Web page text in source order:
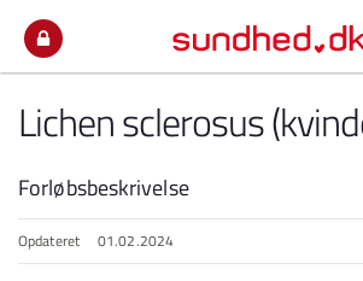
Lichen sclerosus
Forløbsbeskrivelse
Opdateret 01.02.2024